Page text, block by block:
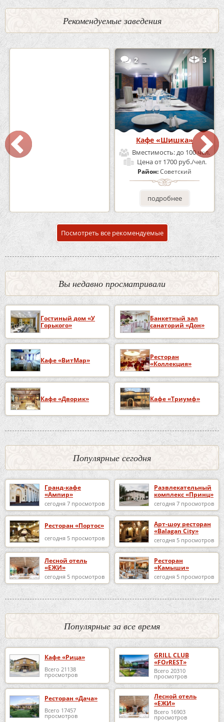
Рекомендуемые заведения
Кафе-Бар Бермуды
Вместимость:
2 3
Кафе «Шишка»
Вместимость:до 100 чел.
Ценаот 1700 руб./чел.
Район:Советский
подробнее
Посмотреть все рекомендуемые
Вы недавно просматривали
Гостиный дом «У
Горького»
Банкетный зал
санаторий «Дон»
Кафе «ВитМар»
Ресторан
«Коллекция»
Кафе «Дворик» Кафе «Триумф»
Популярные сегодня
Гранд-кафе
«Ампир»
сегодня 7 просмотров
Развлекательный
комплекс «Принц»
сегодня 7 просмотров
Ресторан «Портос»
сегодня 5 просмотров
Арт-шоу ресторан
«Balagan City»
сегодня 5 просмотров
Лесной отель
«ЕЖИ»
сегодня 5 просмотров
Ресторан
«Камыши»
сегодня 5 просмотров
Популярные за все время
Кафе «Рица»
Всего 21138
просмотров
GRILL CLUB
«FOrREST»
Всего 20310
просмотров
Ресторан «Дача»
Всего 17457
просмотров
Лесной отель
«ЕЖИ»
Всего 16903
просмотров